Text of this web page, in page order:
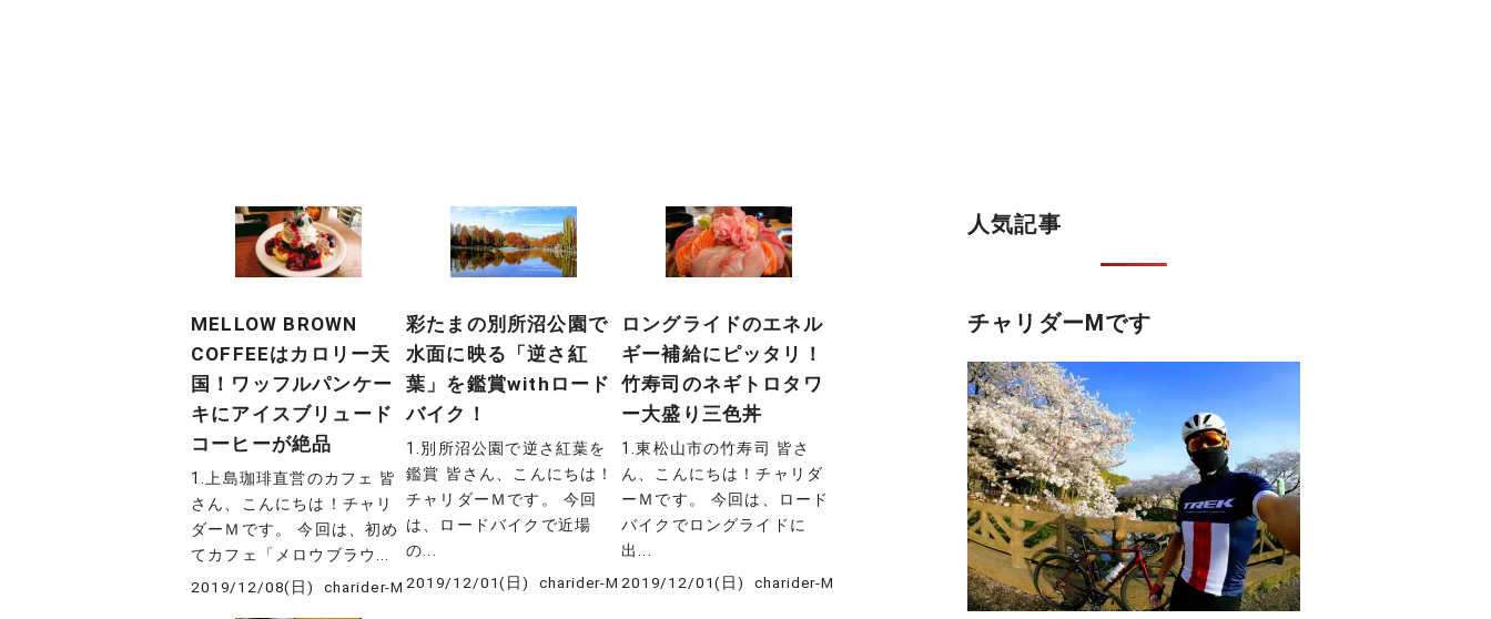
MELLOW BROWN
COFFEEはカロリー天
国！ワッフルパンケー
キにアイスブリュード
コーヒーが絶品
1.上島珈琲直営のカフェ 皆
さん、こんにちは！チャリ
ダーＭです。 今回は、初め
てカフェ「メロウブラウ...
2019/12/08(日) charider-M
彩たまの別所沼公園で
水面に映る「逆さ紅
葉」を鑑賞withロード
バイク！
1.別所沼公園で逆さ紅葉を
鑑賞 皆さん、こんにちは！
チャリダーＭです。 今回
は、ロードバイクで近場
の...
2019/12/01(日) charider-M
ロングライドのエネル
ギー補給にピッタリ！
竹寿司のネギトロタワ
ー大盛り三色丼
1.東松山市の竹寿司 皆さ
ん、こんにちは！チャリダ
ーＭです。 今回は、ロード
バイクでロングライドに
出...
2019/12/01(日) charider-M
人気記事
チャリダーMです